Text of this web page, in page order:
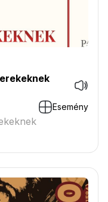
Esemény